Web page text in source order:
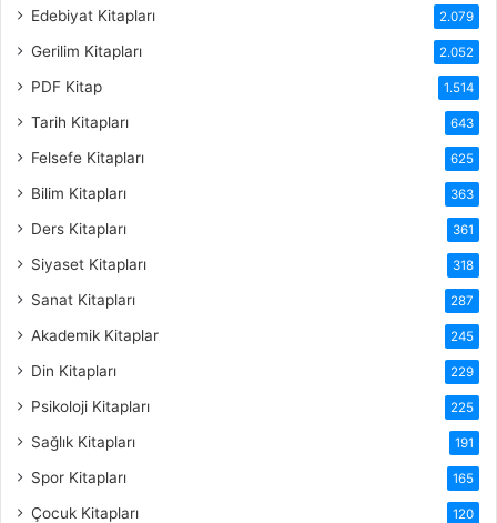
Edebiyat Kitapları 2.079
Gerilim Kitapları 2.052
PDF Kitap 1.514
Tarih Kitapları 643
Felsefe Kitapları 625
Bilim Kitapları 363
Ders Kitapları 361
Siyaset Kitapları 318
Sanat Kitapları 287
Akademik Kitaplar 245
Din Kitapları 229
Psikoloji Kitapları 225
Sağlık Kitapları 191
Spor Kitapları 165
Çocuk Kitapları 120